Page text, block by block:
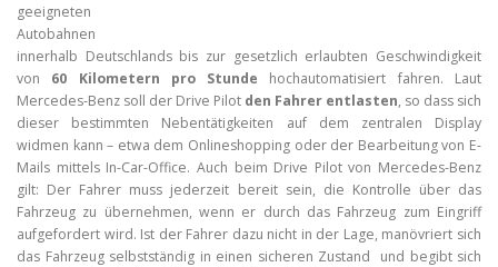
geeigneten
Autobahnen
innerhalb Deutschlands bis zur gesetzlich erlaubten Geschwindigkeit
von 60 Kilometern pro Stunde hochautomatisiert fahren. Laut
Mercedes-Benz soll der Drive Pilot den Fahrer entlasten, so dass sich
dieser bestimmten Nebentätigkeiten auf dem zentralen Display
widmen kann – etwa dem Onlineshopping oder der Bearbeitung von E-
Mails mittels In-Car-Office. Auch beim Drive Pilot von Mercedes-Benz
gilt: Der Fahrer muss jederzeit bereit sein, die Kontrolle über das
Fahrzeug zu übernehmen, wenn er durch das Fahrzeug zum Eingriff
aufgefordert wird. Ist der Fahrer dazu nicht in der Lage, manövriert sich
das Fahrzeug selbstständig in einen sicheren Zustand und begibt sich